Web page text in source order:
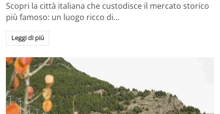
Scopri la città italiana che custodisce il mercato storico
più famoso: un luogo ricco di…
Leggi di più